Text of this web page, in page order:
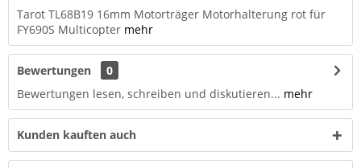
Tarot TL68B19 16mm Motorträger Motorhalterung rot für
FY690S Multicopter mehr
Bewertungen
0
Bewertungen lesen, schreiben und diskutieren... mehr
Kunden kauften auch